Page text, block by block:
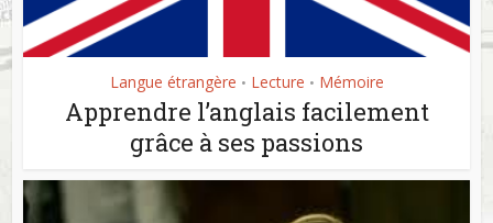
Langue étrangère • Lecture • Mémoire
Apprendre l’anglais facilement
grâce à ses passions